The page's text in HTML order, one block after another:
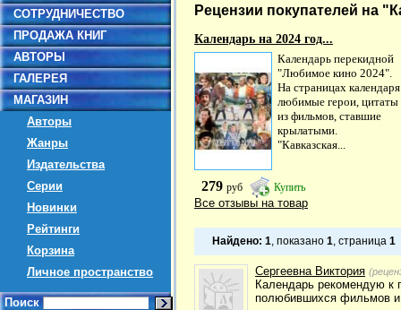
СОТРУДНИЧЕСТВО
ПРОДАЖА КНИГ
АВТОРЫ
ГАЛЕРЕЯ
МАГАЗИН
Авторы
Жанры
Издательства
Серии
Новинки
Рейтинги
Корзина
Личное пространство
Поиск
Рецензии покупателей на
Календарь на 2024 год...
Календарь перекидной
"Любимое кино 2024".
На страницах календаря
любимые герои, цитаты
из фильмов, ставшие
крылатыми.
"Кавказская...
279 руб Купить
Все отзывы на товар
Найдено: 1, показано 1, страница 1
Сергеевна Виктория
Календарь рекомендую к
полюбившихся фильмов и